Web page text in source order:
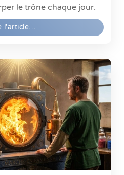
le trône chaque jour.
l'article…